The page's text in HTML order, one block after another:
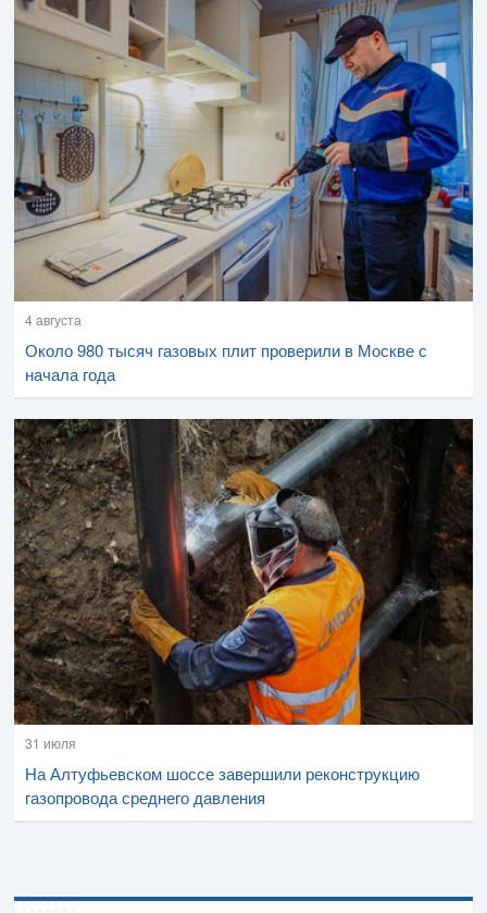
4 августа
Около 980 тысяч газовых плит проверили в Москве с
начала года
31 июля
На Алтуфьевском шоссе завершили реконструкцию
газопровода среднего давления